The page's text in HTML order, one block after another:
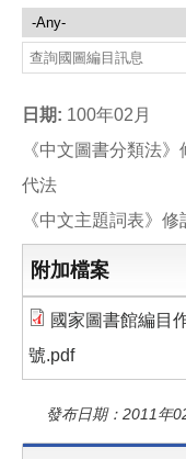
國圖編目訊息
Search this site
日期: 100年02月
《中文圖書分類法
代法
《中文主題詞表》
附加檔案
國家圖書館編目
號.pdf
發布日期：2011年